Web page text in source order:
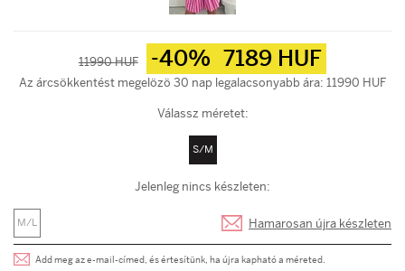
11990 HUF -40% 7189 HUF
Az árcsökkentést megelözö 30 nap legalacsonyabb ára: 11990 HUF
Válassz méretet:
S/M
Jelenleg nincs készleten:
M/L Hamarosan újra készleten
Add meg az e-mail-címed, és értesítünk, ha újra kapható a méreted.